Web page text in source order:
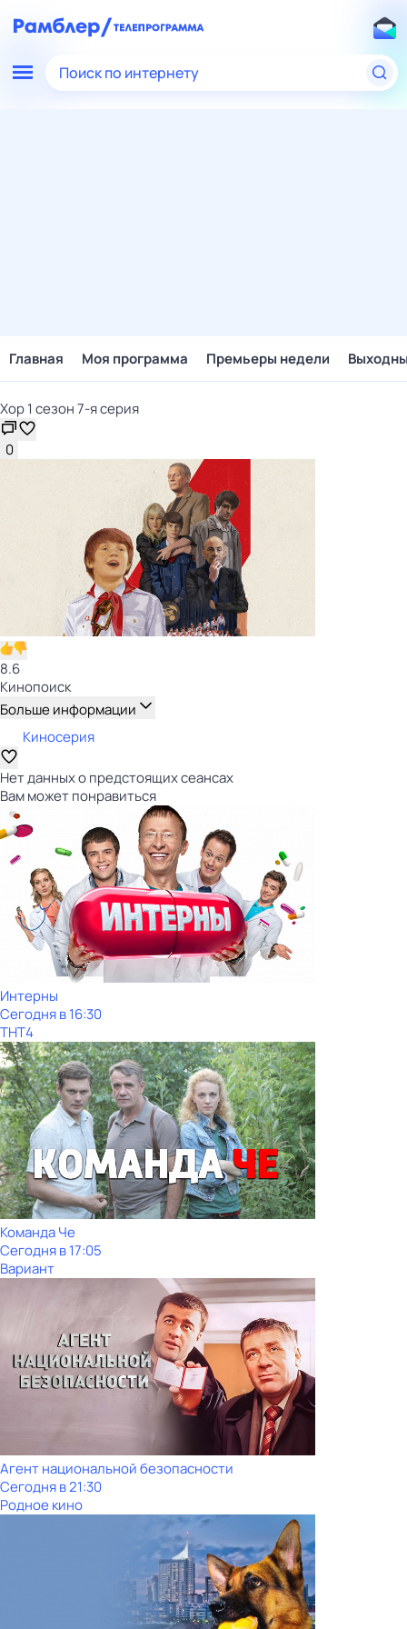
Поиск по интернету
Главная Моя программа Премьеры недели
Хор 1 сезон 7-я серия
0
8.6
Кинопоиск
Больше информации
Киносерия
Нет данных о предстоящих сеансах
Вам может понравиться
Интерны
Сегодня в 16:30
ТНТ4
Команда Че
Сегодня в 17:05
Вариант
Агент национальной безопасности
Сегодня в 21:30
Родное кино